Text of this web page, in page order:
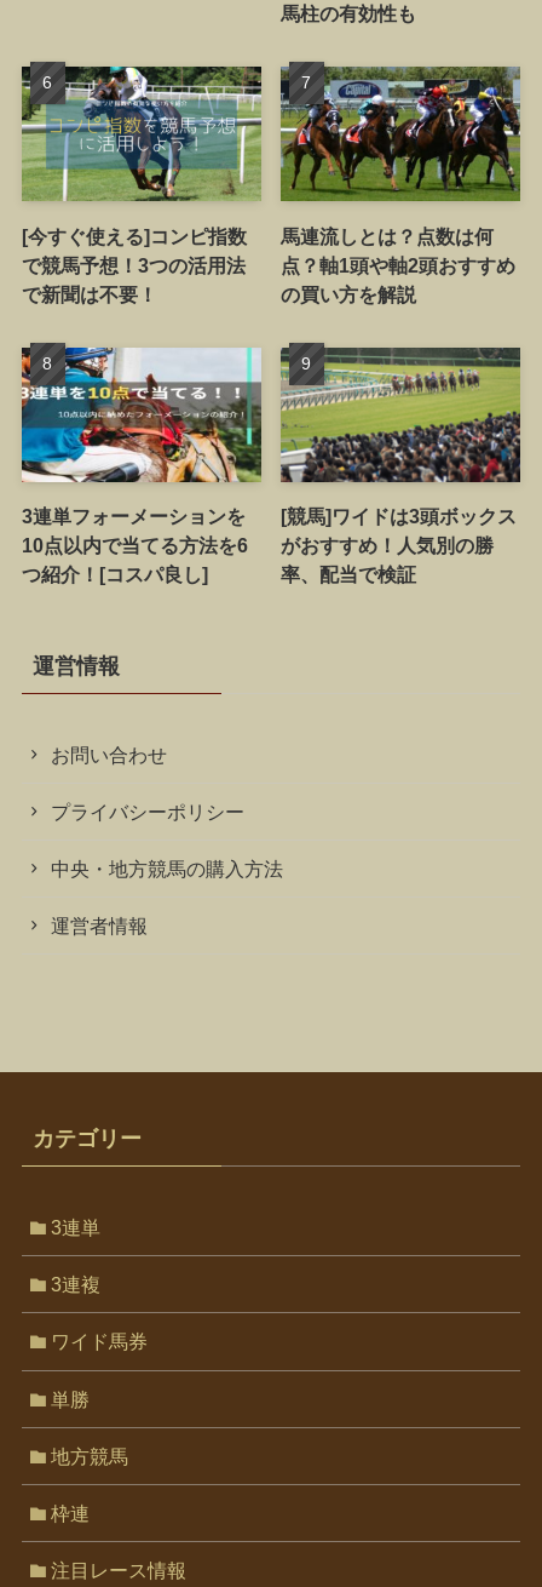
馬柱の有効性も
[今すぐ使える]コンピ指数
で競馬予想！3つの活用法
で新聞は不要！
馬連流しとは？点数は何
点？軸1頭や軸2頭おすすめ
の買い方を解説
3連単フォーメーションを
10点以内で当てる方法を6
つ紹介！[コスパ良し]
[競馬]ワイドは3頭ボックス
がおすすめ！人気別の勝
率、配当で検証
運営情報
お問い合わせ
プライバシーポリシー
中央・地方競馬の購入方法
運営者情報
カテゴリー
3連単
3連複
ワイド馬券
単勝
地方競馬
枠連
注目レース情報